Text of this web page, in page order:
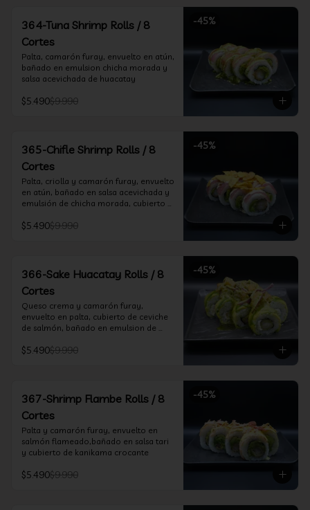
-45%
364-Tuna Shrimp Rolls / 8
Cortes
Palta, camarón furay, envuelto en atún,
bañado en emulsion chicha morada y
salsa acevichada de huacatay
$5.490$9.990
-45%
365-Chifle Shrimp Rolls / 8
Cortes
Palta, criolla y camarón furay, envuelto
en atún, bañado en salsa acevichada y
emulsión de chicha morada, cubierto
$5.490$9.990
-45%
366-Sake Huacatay Rolls / 8
Cortes
Queso crema y camarón furay,
envuelto en palta, cubierto de ceviche
de salmón, bañado en emulsion de
$5.490$9.990
-45%
367-Shrimp Flambe Rolls / 8
Cortes
Palta y camarón furay, envuelto en
salmón flameado,bañado en salsa tari
y cubierto de kanikama crocante
$5.490$9.990